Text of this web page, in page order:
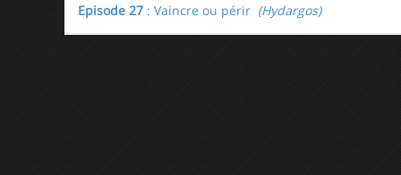
Episode 27 : Vaincre ou périr (Hydargos)